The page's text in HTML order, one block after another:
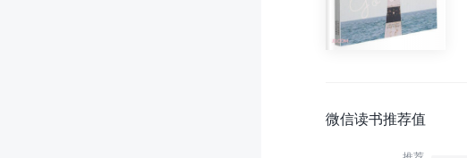
微信读书推荐值